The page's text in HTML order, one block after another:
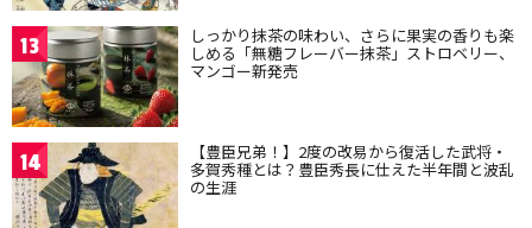
13 しっかり抹茶の味わい、さらに果実の香りも楽
しめる「無糖フレーバー抹茶」ストロベリー、
マンゴー新発売
14 【豊臣兄弟！】2度の改易から復活した武将・
多賀秀種とは？豊臣秀長に仕えた半年間と波乱
の生涯